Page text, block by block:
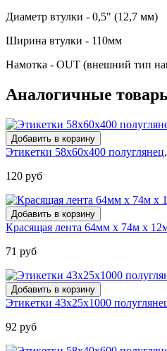
Диаметр втулки - 0,5" (12,7 мм)
Ширина втулки - 110мм
Намотка - OUT (внешний тип
Аналогичные
Этикетки 58х60х400
120 руб
Красящая лента 64мм х 74м х
71 руб
Этикетки 43х25х1000
92 руб